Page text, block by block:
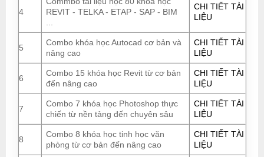
4
REVIT - TELKA - ETAP - SAP - BIM
CHI TIẾT TÀI
LIỆU
5
Combo khóa học Autocad cơ bản và
nâng cao
CHI TIẾT TÀI
LIỆU
6
Combo 15 khóa học Revit từ cơ bản
đến nâng cao
CHI TIẾT TÀI
LIỆU
7
Combo 7 khóa học Photoshop thực
chiến từ nền tảng đến chuyên sâu
CHI TIẾT TÀI
LIỆU
8
Combo 8 khóa học tinh học văn
phòng từ cơ bản đến nâng cao
CHI TIẾT TÀI
LIỆU